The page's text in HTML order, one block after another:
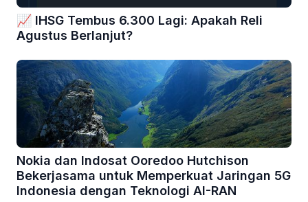
📈 IHSG Tembus 6.300 Lagi: Apakah Reli
Agustus Berlanjut?
Nokia dan Indosat Ooredoo Hutchison
Bekerjasama untuk Memperkuat Jaringan 5G
Indonesia dengan Teknologi AI-RAN